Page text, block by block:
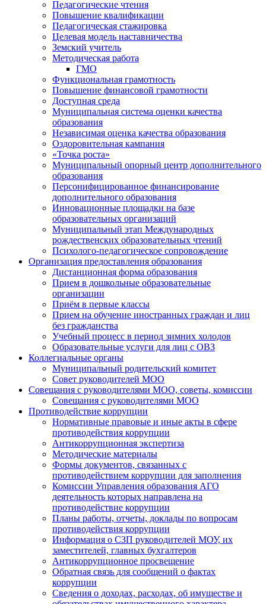
Педагогические чтения
Повышение квалификации
Педагогическая стажировка
Целевая модель наставничества
Земский учитель
Методическая работа
ГМО
Функциональная грамотность
Повышение финансовой грамотности
Доступная среда
Муниципальная система оценки качества
образования
Независимая оценка качества образования
Оздоровительная кампания
«Точка роста»
Муниципальный опорный центр дополнительного
образования
Персонифицированное финансирование
дополнительного образования
Инновационные площадки на базе
образовательных организаций
Муниципальный этап Международных
рождественских образовательных чтений
Психолого-педагогическое сопровождение
Организация предоставления образования
Дистанционная форма образования
Прием в дошкольные образовательные
организации
Приём в первые классы
Прием на обучение иностранных граждан и лиц
без гражданства
Учебный процесс в период зимних холодов
Образовательные услуги для лиц с ОВЗ
Коллегиальные органы
Муниципальный родительский комитет
Совет руководителей МОО
Совещания с руководителями МОО, советы, комиссии
Совещания с руководителями МОО
Противодействие коррупции
Нормативные правовые и иные акты в сфере
противодействия коррупции
Антикоррупционная экспертиза
Методические материалы
Формы документов, связанных с
противодействием коррупции для заполнения
Комиссии Управления образования АГО
деятельность которых направлена на
противодействие коррупции
Планы работы, отчеты, доклады по вопросам
противодействия коррупции
Информация о СЗП руководителей МОУ, их
заместителей, главных бухгалтеров
Антикоррупционное просвещение
Обратная связь для сообщений о фактах
коррупции
Сведения о доходах, расходах, об имуществе и